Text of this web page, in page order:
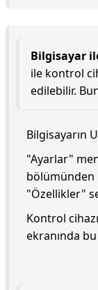
Bilgisayar
ile kontrol
edilebilir.
Bilgisayarın
"Ayarlar"
bölümünden
"Özellikler"
Kontrol
ekranında